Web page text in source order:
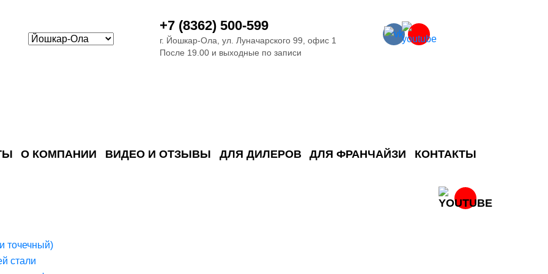
+7 (8362) 500-599
г. Йошкар-Ола, ул. Луначарского 99, офис 1
После 19.00 и выходные по записи
О КОМПАНИИ ВИДЕО И ОТЗЫВЫ ДЛЯ ДИЛЕРОВ ДЛЯ ФРАНЧАЙЗИ КОНТАКТЫ
точечный)
стали